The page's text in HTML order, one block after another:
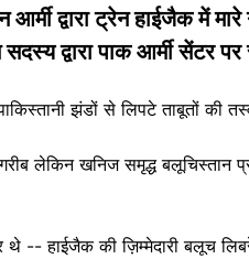
द्वारा ट्रेन हाईजैक में
द्वारा पाक आर्मी सेंटर
झंडों से लिपटे ताबूतों की
लेकिन खनिज समृद्ध बलूचिस्तान
-- हाईजैक की ज़िम्मेदारी बलूच